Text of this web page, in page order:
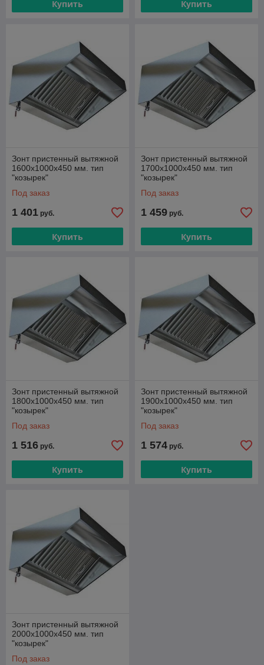
Купить Купить
Зонт пристенный вытяжной
1600х1000х450 мм. тип
"козырек"
Под заказ
1 401 руб.
Купить
Зонт пристенный вытяжной
1700х1000х450 мм. тип
"козырек"
Под заказ
1 459 руб.
Купить
Зонт пристенный вытяжной
1800х1000х450 мм. тип
"козырек"
Под заказ
1 516 руб.
Купить
Зонт пристенный вытяжной
1900х1000х450 мм. тип
"козырек"
Под заказ
1 574 руб.
Купить
Зонт пристенный вытяжной
2000х1000х450 мм. тип
"козырек"
Под заказ